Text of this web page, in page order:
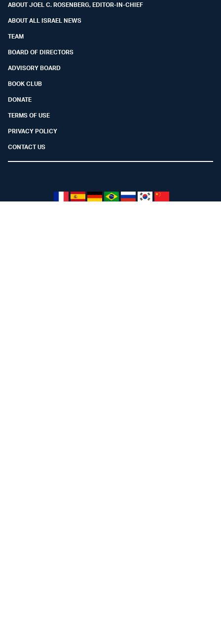
ABOUT JOEL C. ROSENBERG, EDITOR-IN-CHIEF
ABOUT ALL ISRAEL NEWS
TEAM
BOARD OF DIRECTORS
ADVISORY BOARD
BOOK CLUB
DONATE
TERMS OF USE
PRIVACY POLICY
CONTACT US